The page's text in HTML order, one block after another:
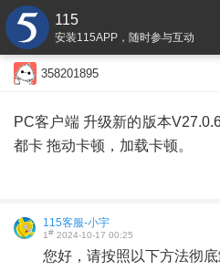
115
安装115APP，随时参与互动
358201895
PC客户端 升级新的版本
都卡 拖动卡顿，加载卡顿。
115客服-小宇
1# 2024-10-17 00:25
您好，请按照以下方法彻